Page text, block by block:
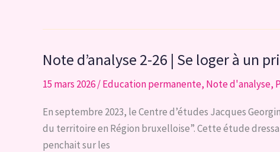
l
nos
enseignants,
en
Fédération
Note d’analyse 2-26 | Se loger à un
15 mars 2026/Education permanente, Note d'analyse,
En septembre 2023, le Centre d’études Jacques
du territoire en Région bruxelloise”. Cette étude
penchait sur les